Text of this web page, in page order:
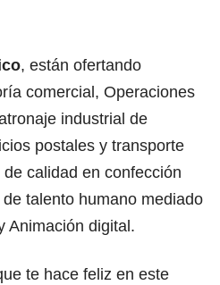
, están ofertando
comercial, Operaciones
industrial de
postales y transporte
calidad en confección
talento humano mediado
Animación digital.
te hace feliz en este